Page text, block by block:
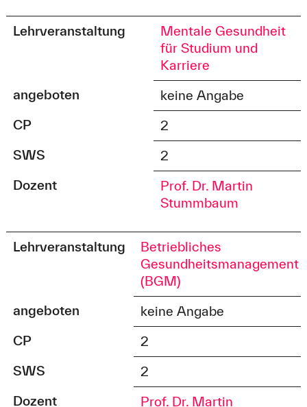
Lehrveranstaltung
Mentale Gesundheit
für Studium und
Karriere
angeboten
keine Angabe
CP
2
SWS
2
Dozent
Prof. Dr. Martin
Stummbaum
Lehrveranstaltung
Betriebliches
Gesundheitsmanagement
(BGM)
angeboten
keine Angabe
CP
2
SWS
2
Dozent
Prof. Dr. Martin